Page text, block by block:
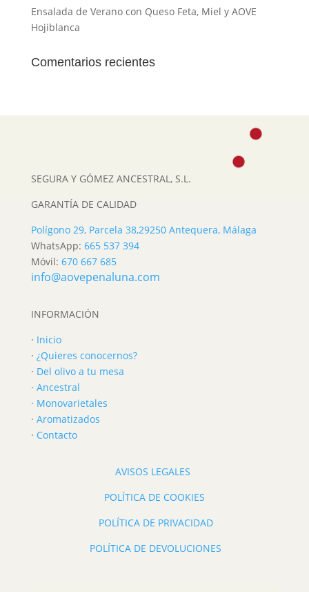
Ensalada de Verano con Queso Feta, Miel y AOVE
Hojiblanca
Comentarios recientes
SEGURA Y GÓMEZ ANCESTRAL, S.L.
GARANTÍA DE CALIDAD
Polígono 29, Parcela 38,29250 Antequera, Málaga
WhatsApp: 665 537 394
Móvil: 670 667 685
info@aovepenaluna.com
INFORMACIÓN
· Inicio
· ¿Quieres conocernos?
· Del olivo a tu mesa
· Ancestral
· Monovarietales
· Aromatizados
· Contacto
AVISOS LEGALES
POLÍTICA DE COOKIES
POLÍTICA DE PRIVACIDAD
POLÍTICA DE DEVOLUCIONES